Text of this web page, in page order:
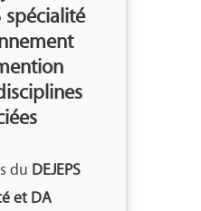
spécialité
du DEJEPS
et DA